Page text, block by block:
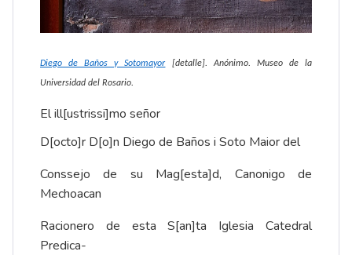
Diego de Baños y Sotomayor[detalle]. Anónimo. Museo de la
Universidad del Rosario.
El ill[ustrissi]mo señor
D[octo]r D[o]n Diego de Baños i Soto Maior del
Conssejo de su Mag[esta]d, Canonigo de
Mechoacan
Racionero de esta S[an]ta Iglesia Catedral
Predica-